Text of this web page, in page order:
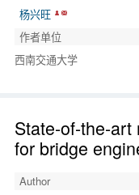
杨兴旺
作者单位
西南交通大学
State-of-the-
for bridge
Author